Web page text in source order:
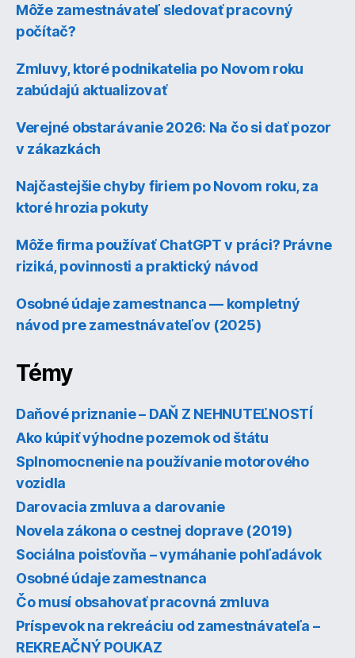
Môže zamestnávateľ sledovať pracovný
počítač?
Zmluvy, ktoré podnikatelia po Novom roku
zabúdajú aktualizovať
Verejné obstarávanie 2026: Na čo si dať pozor
v zákazkách
Najčastejšie chyby firiem po Novom roku, za
ktoré hrozia pokuty
Môže firma používať ChatGPT v práci? Právne
riziká, povinnosti a praktický návod
Osobné údaje zamestnanca — kompletný
návod pre zamestnávateľov (2025)
Témy
Daňové priznanie – DAŇ Z NEHNUTEĽNOSTÍ
Ako kúpiť výhodne pozemok od štátu
Splnomocnenie na používanie motorového
vozidla
Darovacia zmluva a darovanie
Novela zákona o cestnej doprave (2019)
Sociálna poisťovňa – vymáhanie pohľadávok
Osobné údaje zamestnanca
Čo musí obsahovať pracovná zmluva
Príspevok na rekreáciu od zamestnávateľa –
REKREAČNÝ POUKAZ